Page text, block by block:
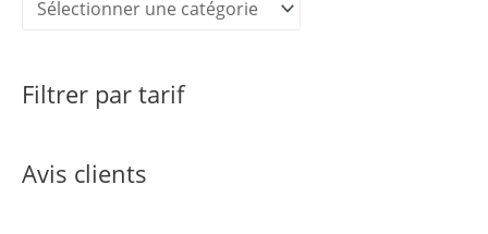
Filtrer par tarif
Avis clients